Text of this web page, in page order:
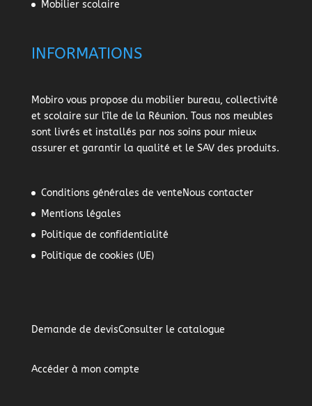
Mobilier scolaire
INFORMATIONS
Mobiro vous propose du mobilier bureau, collectivité
et scolaire sur l'île de la Réunion. Tous nos meubles
sont livrés et installés par nos soins pour mieux
assurer et garantir la qualité et le SAV des produits.
Conditions générales de vente
Mentions légales
Politique de confidentialité
Politique de cookies (UE)
Nous contacter
Demande de devisConsulter le catalogue
Accéder à mon compte